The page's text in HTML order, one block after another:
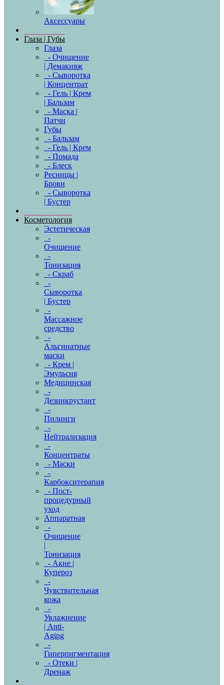
Аксессуары
Глаза | Губы
Глаза
- Очищение
| Демакияж
- Сыворотка
| Концентрат
- Гель | Крем
| Бальзам
- Маска |
Патчи
Губы
- Бальзам
- Гель | Крем
- Помада
- Блеск
Ресницы |
Брови
- Сыворотка
| Бустер
Косметология
Эстетическая
-
Очищение
-
Тонизация
- Скраб
-
Сыворотка
| Бустер
-
Массажное
средство
-
Альгинатные
маски
- Крем |
Эмульсия
Медицинская
-
Дезинкрустант
-
Пилинги
-
Нейтрализация
-
Концентраты
- Маски
-
Карбокситерапия
- Пост-
процедурный
уход
Аппаратная
-
Очищение
|
Тонизация
- Акне |
Купероз
-
Чувствительная
кожа
-
Увлажнение
| Anti-
Aging
-
Гиперпигментация
- Отеки |
Дренаж